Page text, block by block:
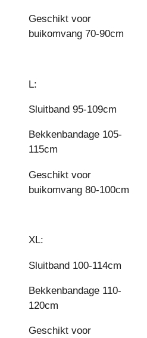
Geschikt voor
buikomvang 70-90cm
L:
Sluitband 95-109cm
Bekkenbandage 105-
115cm
Geschikt voor
buikomvang 80-100cm
XL:
Sluitband 100-114cm
Bekkenbandage 110-
120cm
Geschikt voor